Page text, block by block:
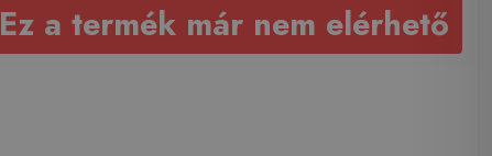
Ez a termék már nem elérhető